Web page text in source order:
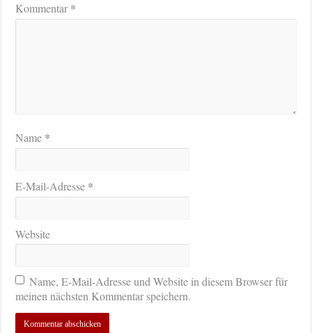
Kommentar*
Name *
E-Mail-Adresse *
Website
Name, E-Mail-Adresse und Website in diesem Browser für
meinen nächsten Kommentar speichern.